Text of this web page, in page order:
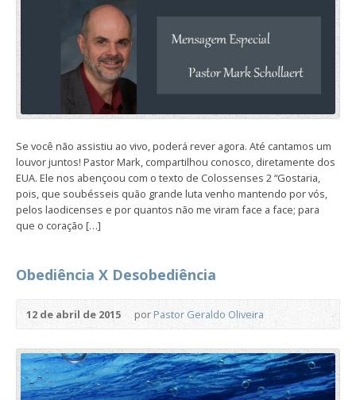
Se você não assistiu ao vivo, poderá rever agora. Até cantamos um
louvor juntos! Pastor Mark, compartilhou conosco, diretamente dos
EUA. Ele nos abençoou com o texto de Colossenses 2 “Gostaria,
pois, que soubésseis quão grande luta venho mantendo por vós,
pelos laodicenses e por quantos não me viram face a face; para
que o coração […]
Obediência X Desobediência
12 de abril de 2015 porPastor Geraldo Oliveira